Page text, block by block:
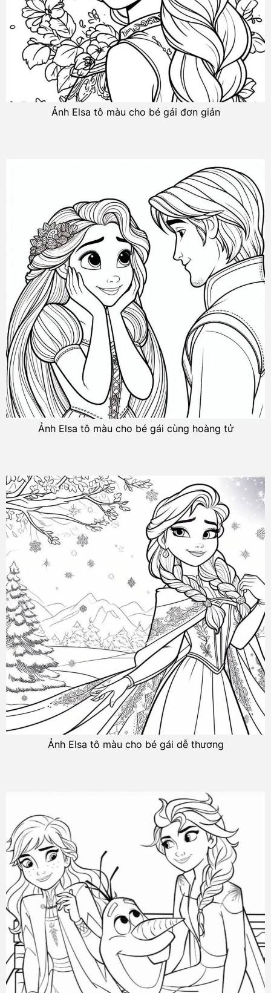
Ảnh Elsa tô màu cho bé gái đơn giản
Ảnh Elsa tô màu cho bé gái cùng hoàng tử
Ảnh Elsa tô màu cho bé gái dễ thương